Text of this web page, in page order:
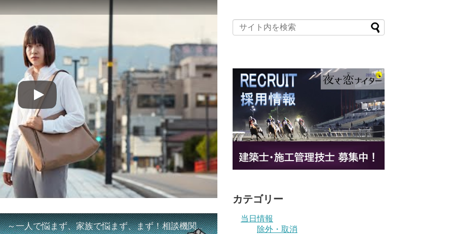
「ギャンブル等依存症対策啓発動画 ～一人で悩まず、家族で悩まず、まず！相談機関へ～」
カテゴリー
当日情報
除外・取消